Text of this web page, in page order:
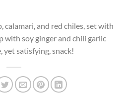
calamari, and red chiles, set with
with soy ginger and chili garlic
yet satisfying, snack!